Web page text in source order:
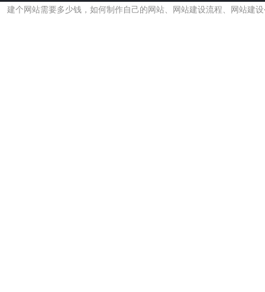
建个网站需要多少钱，如何制作自己的网站、网站建设流程、网站建设